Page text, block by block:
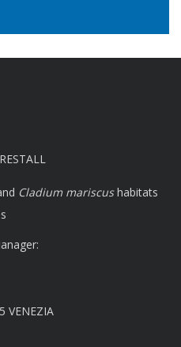
Cladium mariscushabitats
VENEZIA